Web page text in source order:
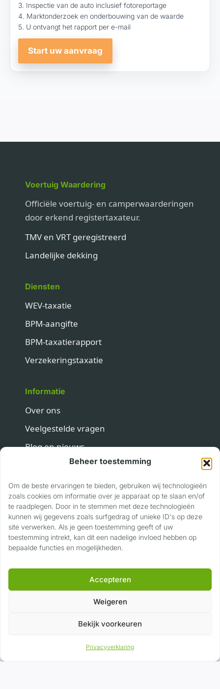
Beheer toestemming
Om de beste ervaringen te bieden, gebruiken wij technologieën
zoals cookies om informatie over je apparaat op te slaan en/of
te raadplegen. Door in te stemmen met deze technologieën
kunnen wij gegevens zoals surfgedrag of unieke ID's op deze
site verwerken. Als je geen toestemming geeft of uw
toestemming intrekt, kan dit een nadelige invloed hebben op
bepaalde functies en mogelijkheden.
Accepteren
Weigeren
Bekijk voorkeuren
Privacyverklaring
3. Inspectie van de auto inclusief fotoreportage
4. Marktonderzoek en onderbouwing van de waarde
5. U ontvangt het rapport per e-mail
Start uw aanvraag
Bel
Voertuig Waardering
Officiële voertuig- en camperwaarderingen
door erkend registertaxateur.
TMV en VRT geregistreerd
Landelijke dekking
Diensten
WEV-taxatie
BPM-aangifte
BPM-taxatierapport
Verzekeringstaxatie
Informatie
Over ons
Veelgestelde vragen
Blog en nieuws
Contact
Privaslaan 118
6904 LJ Zevenaar
06 17 22 89 40
info@voertuigwaardering.nl
Voertuig Waardering|Privacyverklaring
★★★★★5,0